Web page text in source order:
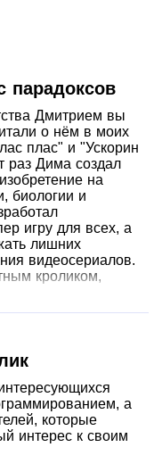
парадоксов
Дмитрием вы
о нём в моих
плас" и "Ускорин
раз Дима создал
на
биологии и
игру для всех, а
лишних
видеосериалов.
кроликом,
а
которые
интерес к своим